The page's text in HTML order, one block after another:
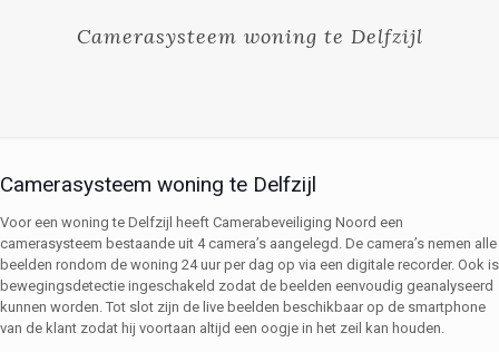
Camerasysteem woning te Delfzijl
Camerasysteem woning te Delfzijl
Voor een woning te Delfzijl heeft Camerabeveiliging Noord een
camerasysteem bestaande uit 4 camera’s aangelegd. De camera’s nemen alle
beelden rondom de woning 24 uur per dag op via een digitale recorder. Ook is
bewegingsdetectie ingeschakeld zodat de beelden eenvoudig geanalyseerd
kunnen worden. Tot slot zijn de live beelden beschikbaar op de smartphone
van de klant zodat hij voortaan altijd een oogje in het zeil kan houden.